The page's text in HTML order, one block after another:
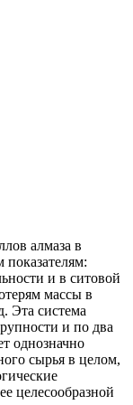
алмаза в
показателям:
и в ситовой
массы в
Эта система
и по два
однозначно
сырья в целом,
целесообразной